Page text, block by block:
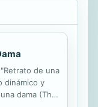
de una
dinámico y
dama (The